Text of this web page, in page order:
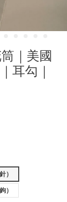
｜美國
耳勾｜
）
）